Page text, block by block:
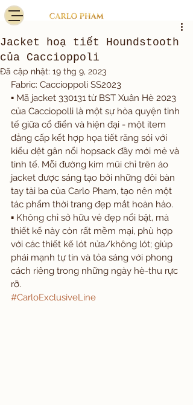
Jacket hoạ tiết Houndstooth
của Caccioppoli
Đã cập nhật: 19 thg 9, 2023
Fabric: Caccioppoli SS2023
▪️ Mã jacket 330131 từ BST Xuân Hè 2023
của Cacciopolli là một sự hòa quyện tinh
tế giữa cổ điển và hiện đại - một item
đẳng cấp kết hợp họa tiết răng sói với
kiểu dệt gân nổi hopsack đầy mới mẻ và
tinh tế. Mỗi đường kim mũi chỉ trên áo
jacket được sáng tạo bởi những đôi bàn
tay tài ba của Carlo Pham, tạo nên một
tác phẩm thời trang đẹp mắt hoàn hảo.
▪️ Không chỉ sở hữu vẻ đẹp nổi bật, mà
thiết kế này còn rất mềm mại, phù hợp
với các thiết kế lót nửa/không lót; giúp
phái mạnh tự tin và tỏa sáng với phong
cách riêng trong những ngày hè-thu rực
rỡ.
#CarloExclusiveLine